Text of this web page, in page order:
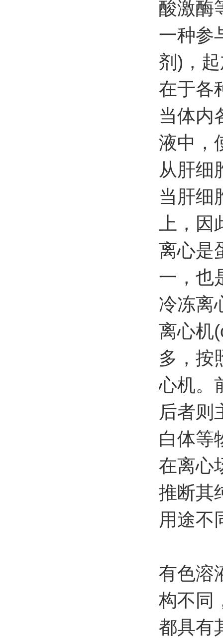
酸激酶
一种参
剂)，
在于各
当体内
液中，
从肝细
当肝细
上，
离心是
一，也
冷冻离
离心机
多，按
心机。
后者则
白体等
在离心
推断其
用途不
有色溶
构不同
都具有